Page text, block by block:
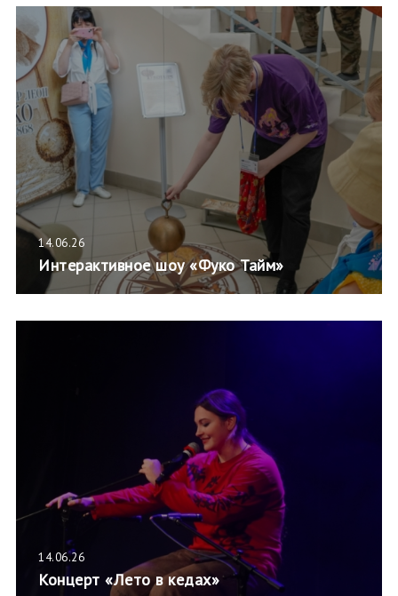
14.06.26
Интерактивное шоу «Фуко Тайм»
14.06.26
Концерт «Лето в кедах»